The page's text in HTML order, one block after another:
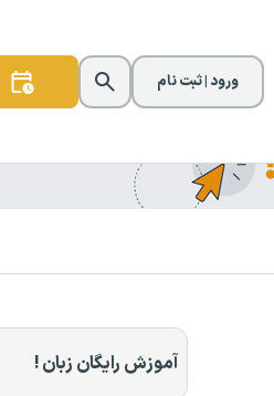
ورود | ثبت نام
آموزش رایگان زبان !